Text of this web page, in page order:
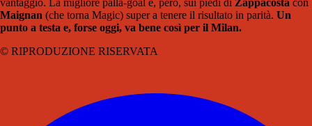
Maignan (che torna Magic) super a tenere il risultato in parità. Un
punto a testa e, forse oggi, va bene così per il Milan.
© RIPRODUZIONE RISERVATA